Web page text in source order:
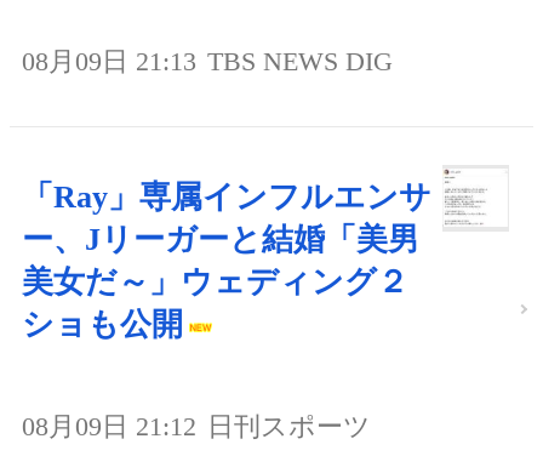
08月09日 21:13 TBS NEWS DIG
「Ray」専属インフルエンサ
ー、Jリーガーと結婚「美男
美女だ～」ウェディング２
ショも公開
08月09日 21:12 日刊スポーツ